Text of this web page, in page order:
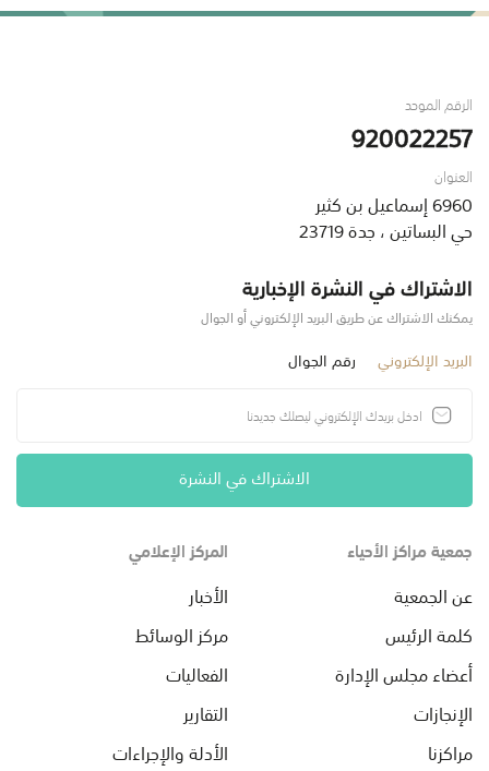
الرقم الموحد
920022257
العنوان
6960 إسماعيل بن كثير
حي البساتين ، جدة 23719
الاشتراك في النشرة الإخبارية
يمكنك الاشتراك عن طريق البريد الإلكتروني أو الجوال
البريد الإلكتروني رقم الجوال
الاشتراك في النشرة
جمعية مراكز الأحياء
عن الجمعية
كلمة الرئيس
أعضاء مجلس الإدارة
الإنجازات
مراكزنا
المركز الإعلامي
الأخبار
مركز الوسائط
الفعاليات
التقارير
الأدلة والإجراءات